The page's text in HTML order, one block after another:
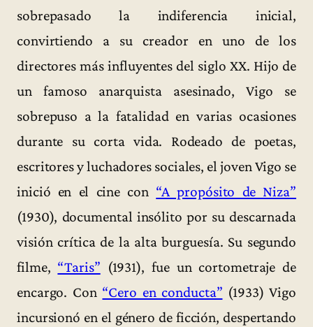
sobrepasado la indiferencia inicial,
convirtiendo a su creador en uno de los
directores más influyentes del siglo XX. Hijo de
un famoso anarquista asesinado, Vigo se
sobrepuso a la fatalidad en varias ocasiones
durante su corta vida. Rodeado de poetas,
escritores y luchadores sociales, el joven Vigo se
inició en el cine con “A propósito de Niza”
(1930), documental insólito por su descarnada
visión crítica de la alta burguesía. Su segundo
filme, “Taris” (1931), fue un cortometraje de
encargo. Con “Cero en conducta” (1933) Vigo
incursionó en el género de ficción, despertando